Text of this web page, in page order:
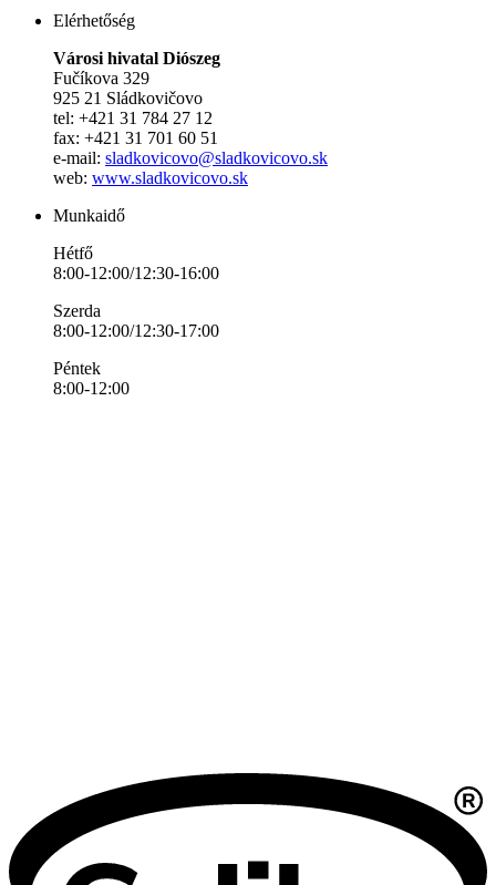
Elérhetőség
Városi hivatal Diószeg
Fučíkova 329
925 21 Sládkovičovo
tel: +421 31 784 27 12
fax: +421 31 701 60 51
e-mail: sladkovicovo@sladkovicovo.sk
web: www.sladkovicovo.sk
Munkaidő
Hétfő
8:00-12:00/12:30-16:00
Szerda
8:00-12:00/12:30-17:00
Péntek
8:00-12:00